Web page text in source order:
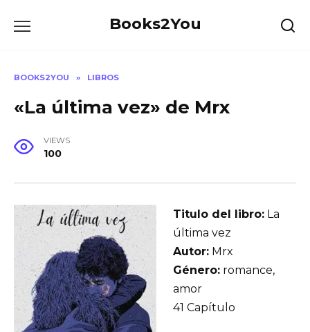
Books2You
BOOKS2YOU » LIBROS
«La última vez» de Mrx
VIEWS
100
Titulo del libro: La
última vez
Autor: Mrx
Género: romance,
amor
41 Capítulo